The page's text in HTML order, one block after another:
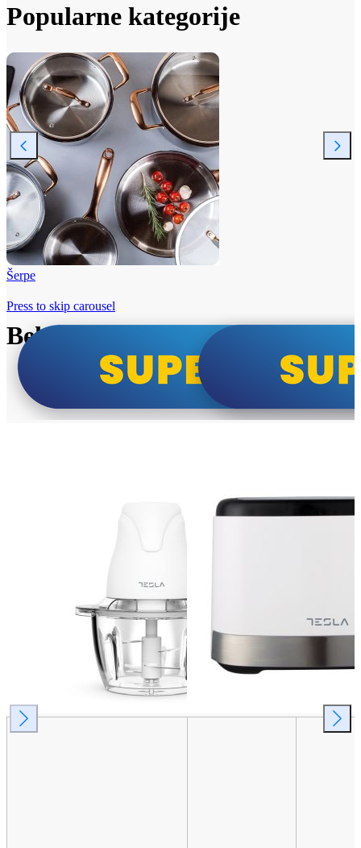
Popularne kategorije
Šerpe
Beko i Tesla super cene
Press to skip carousel